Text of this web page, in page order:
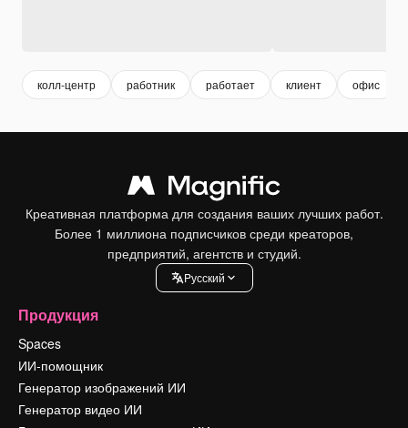
колл-центр работник работает клиент офис
Креативная платформа для создания ваших лучших работ.
Более 1 миллиона подписчиков среди креаторов,
предприятий, агентств и студий.
Pусский
Продукция
Spaces
ИИ-помощник
Генератор изображений ИИ
Генератор видео ИИ